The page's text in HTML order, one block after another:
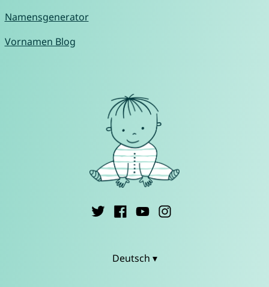
Namensgenerator
Vornamen Blog
Deutsch ▾